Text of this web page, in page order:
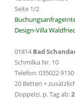
Seite 1/2
Buchungsanfrage
Design-Villa
01814 Bad
Schmilka Nr. 10
Telefon: 035022 9130
20 Betten +
Doppelzi. p. Tag ab: